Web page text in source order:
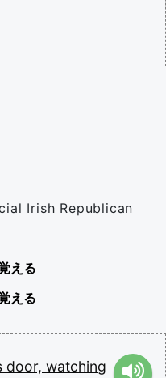
Irish Republican
える
える
door, watching